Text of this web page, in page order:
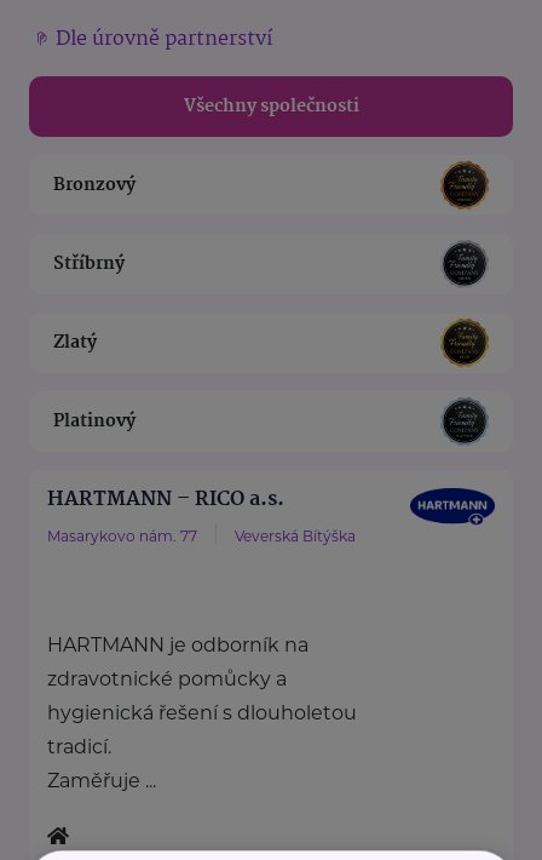
Dle úrovně partnerství
Všechny společnosti
Bronzový
Stříbrný
Zlatý
Platinový
HARTMANN – RICO a.s.
Masarykovo nám. 77 Veverská Bítýška
HARTMANN je odborník na
zdravotnické pomůcky a
hygienická řešení s dlouholetou
tradicí.
Zaměřuje ...